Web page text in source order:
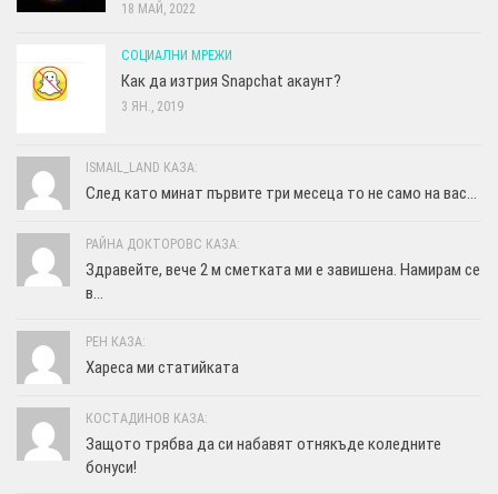
18 МАЙ, 2022
СОЦИАЛНИ МРЕЖИ
Как да изтрия Snapchat акаунт?
3 ЯН., 2019
ISMAIL_LAND КАЗА:
След като минат първите три месеца то не само на вас...
РАЙНА ДОКТОРОВС КАЗА:
Здравейте, вече 2 м сметката ми е завишена. Намирам се
в...
РЕН КАЗА:
Хареса ми статийката
КОСТАДИНОВ КАЗА:
Защото трябва да си набавят отнякъде коледните
бонуси!